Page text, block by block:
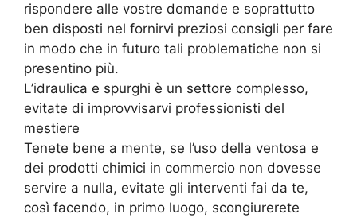
rispondere alle vostre domande e soprattutto
ben disposti nel fornirvi preziosi consigli per fare
in modo che in futuro tali problematiche non si
presentino più.
L’idraulica e spurghi è un settore complesso,
evitate di improvvisarvi professionisti del
mestiere
Tenete bene a mente, se l’uso della ventosa e
dei prodotti chimici in commercio non dovesse
servire a nulla, evitate gli interventi fai da te,
così facendo, in primo luogo, scongiurerete